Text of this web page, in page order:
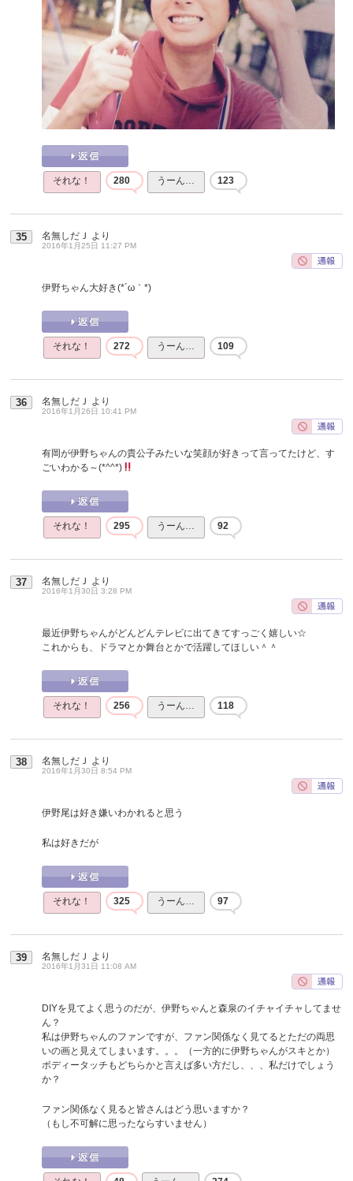
それな！ 280 うーん… 123
35 名無しだＪ より
2016年1月25日 11:27 PM
伊野ちゃん大好き(*´ω｀*)
それな！ 272 うーん… 109
36 名無しだＪ より
2016年1月26日 10:41 PM
有岡が伊野ちゃんの貴公子みたいな笑顔が好きって言ってたけど、す
ごいわかる～(*^^*)
それな！ 295 うーん… 92
37 名無しだＪ より
2016年1月30日 3:28 PM
最近伊野ちゃんがどんどんテレビに出てきてすっごく嬉しい☆
これからも、ドラマとか舞台とかで活躍してほしい＾＾
それな！ 256 うーん… 118
38 名無しだＪ より
2016年1月30日 8:54 PM
伊野尾は好き嫌いわかれると思う
私は好きだが
それな！ 325 うーん… 97
39 名無しだＪ より
2016年1月31日 11:08 AM
DIYを見てよく思うのだが、伊野ちゃんと森泉のイチャイチャしてませ
ん？
私は伊野ちゃんのファンですが、ファン関係なく見てるとただの両思
いの画と見えてしまいます。。。（一方的に伊野ちゃんがスキとか）
ボディータッチもどちらかと言えば多い方だし、、、私だけでしょう
か？
ファン関係なく見ると皆さんはどう思いますか？
（もし不可解に思ったならすいません）